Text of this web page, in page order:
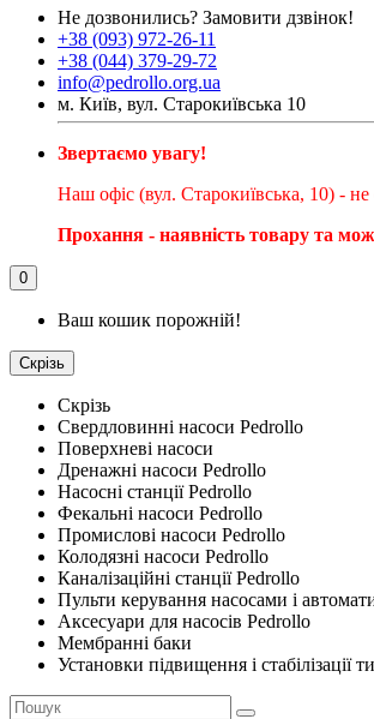
Не дозвонились? Замовити дзвінок!
+38 (093) 972-26-11
+38 (044) 379-29-72
info@pedrollo.org.ua
м. Київ, вул. Старокиївська 10
Звертаємо увагу!
Наш офіс (вул. Старокиївська, 10) -
Прохання - наявність товару та
0
Ваш кошик порожній!
Скрізь
Скрізь
Свердловинні насоси Pedrollo
Поверхневі насоси
Дренажні насоси Pedrollo
Насосні станції Pedrollo
Фекальні насоси Pedrollo
Промислові насоси Pedrollo
Колодязні насоси Pedrollo
Каналізаційні станції Pedrollo
Пульти керування насосами і
Аксесуари для насосів Pedrollo
Мембранні баки
Установки підвищення і стабілізації